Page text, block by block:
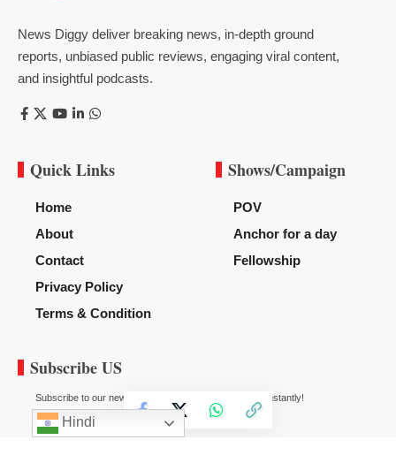
News Diggy deliver breaking news, in-depth ground
reports, unbiased public reviews, engaging viral content,
and insightful podcasts.
Quick Links
Home
About
Contact
Privacy Policy
Terms & Condition
Shows/Campaign
POV
Anchor for a day
Fellowship
Subscribe US
Subscribe to our newsletter to get our newest articles instantly!
Hindi